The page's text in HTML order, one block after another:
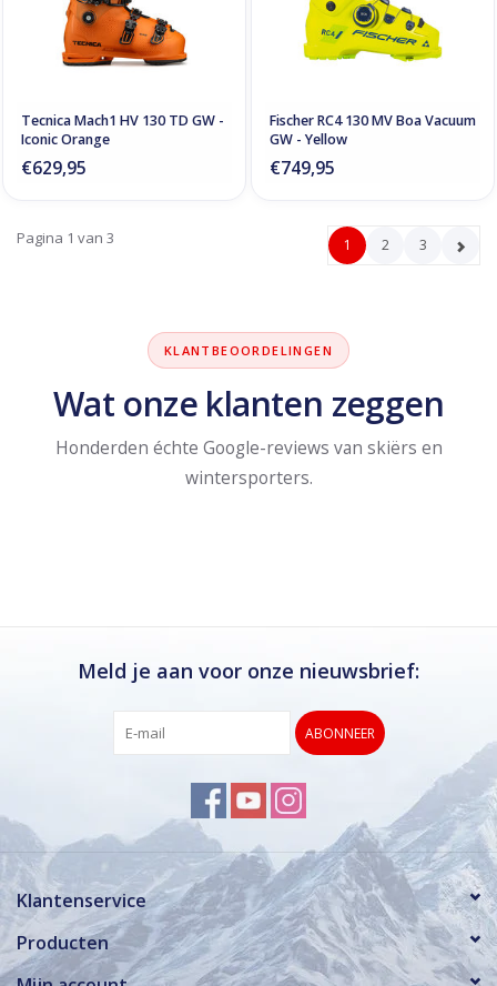
Tecnica Mach1 HV 130 TD GW -
Iconic Orange
€629,95
Fischer RC4 130 MV Boa Vacuum
GW - Yellow
€749,95
Pagina 1 van 3 1 2 3
KLANTBEOORDELINGEN
Wat onze klanten zeggen
Honderden échte Google-reviews van skiërs en
wintersporters.
Meld je aan voor onze nieuwsbrief:
ABONNEER
Klantenservice
Producten